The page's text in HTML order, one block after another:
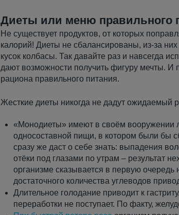
Диеты или меню правильного
Не существует продуктов, от которых
калорий! Диеты не сбалансированы, из-за
кусок колбасы. Так давайте раз и навсегда
дают возможности получить фигуру мечты. И
рациона правильного питания.
Жесткие диеты никогда не дадут ожидаемый
«Монодиеты» имеют в своём вооружении
односоставной пищи, в котором были бы
сразу же даст о себе знать: выпадения
отёки под глазами по утрам – результат
организме сказывается в первую очередь
достаточного количества углеводов
Длительное голодание приводит к
переработки не поступает. По факту,